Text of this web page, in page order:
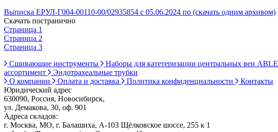
Выписка ЕРУЛ-Г004-00110-00/02935854 с 05.06.2024 по (скачать одним архивом)
Скачать постранично
Страница 1
Страница 2
Страница 3
Сшивающие инструменты
Наборы для катетеризации центральных вен ABLE
ассортимент
Эндотрахеальные трубки
О компании
Оплата и доставка Политика конфиденциальности
Контакты
Юридический адрес
630090, Россия, Новосибирск,
ул. Демакова, 30, оф. 901
Адреса складов:
г. Москва, МО, г. Балашиха, А-103 Щёлковское шоссе, 255 к 1